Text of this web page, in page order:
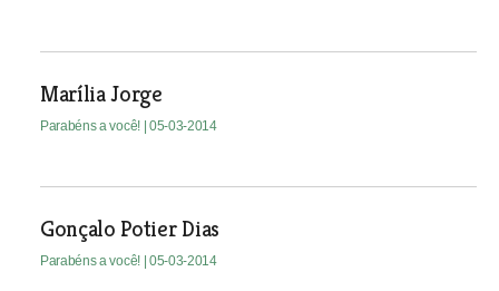
Marília Jorge
Parabéns a você! | 05-03-2014
Gonçalo Potier Dias
Parabéns a você! | 05-03-2014